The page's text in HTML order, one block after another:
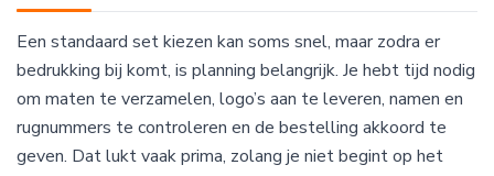
Een standaard set kiezen kan soms snel, maar zodra er
bedrukking bij komt, is planning belangrijk. Je hebt tijd nodig
om maten te verzamelen, logo’s aan te leveren, namen en
rugnummers te controleren en de bestelling akkoord te
geven. Dat lukt vaak prima, zolang je niet begint op het